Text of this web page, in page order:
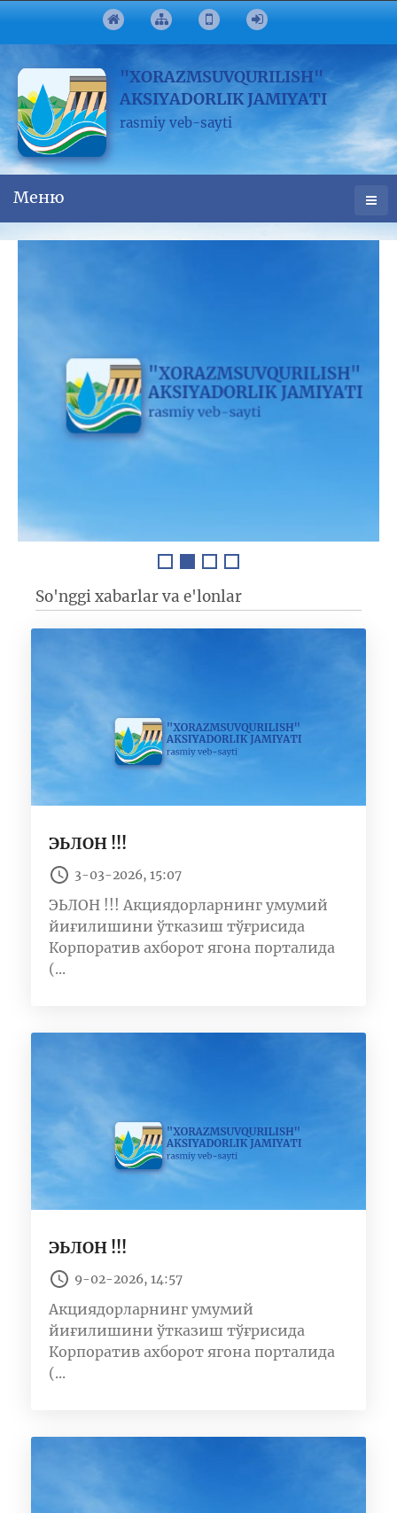
"XORAZMSUVQURILISH"
AKSIYADORLIK JAMIYATI
rasmiy veb-sayti
Меню
So'nggi xabarlar va e'lonlar
ЭЬЛОН !!!
3-03-2026, 15:07
ЭЬЛОН !!! Акциядорларнинг умумий
йиғилишини ўтказиш тўғрисида
Корпоратив ахборот ягона порталида
(...
ЭЬЛОН !!!
9-02-2026, 14:57
Акциядорларнинг умумий
йиғилишини ўтказиш тўғрисида
Корпоратив ахборот ягона порталида
(...